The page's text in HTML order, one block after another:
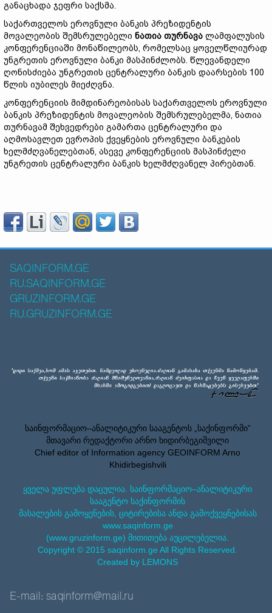
განაცხადა ჯეფრი საქსმა.
საქართველოს ეროვნული ბანკის პრეზიდენტის
მოვალეობის შემსრულებელი ნათია თურნავა ლამფალუსის
კონფერენციაში მონაწილეობს, რომელსაც ყოველწლიურად
უნგრეთის ეროვნული ბანკი მასპინძლობს. წლევანდელი
ღონისძიება უნგრეთის ცენტრალური ბანკის დაარსების 100
წლის იუბილეს მიეძღვნა.
კონფერენციის მიმდინარეობისას საქართველოს ეროვნული
ბანკის პრეზიდენტის მოვალეობის შემსრულებელმა, ნათია
თურნავამ შეხვედრები გამართა ცენტრალური და
აღმოსავლეთ ევროპის ქვეყნების ეროვნული ბანკების
ხელმძღვანელებთან, ასევე კონფერენციის მასპინძელი
უნგრეთის ცენტრალური ბანკის ხელმძღვანელ პირებთან.
SAQINFORM.GE
RU.SAQINFORM.GE
GRUZINFORM.GE
RU.GRUZINFORM.GE
საინფორმაციო–ანალიტიკური სააგენტოს „საქინფორმი”
მთავარი რედაქტორი არნო ხიდირბეგიშვილი
Chief editor of Information agency GEOINFORM Arno
Khidirbegishvili
ყველა უფლება დაცულია. საინფორმაციო–ანალიტიკური
სააგენტო საქინფორმის
მასალების გამოყენების, ციტირებისა ანდა გამოქვეყნებისას
www.saqinform.ge
(www.gruzinform.ge) მითითება აუცილებელია.
Copyright © 2015 saqinform.ge All Rights Reserved.
Created by LEMONS
E-mail: saqinform@mail.ru